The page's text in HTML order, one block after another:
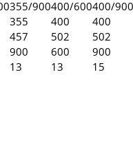
355/900400/600400/900
355 400
400
457 502
502
900 600
900
13 13 15